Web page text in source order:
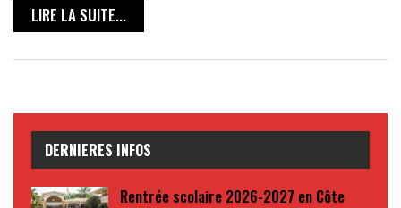
LIRE LA SUITE...
DERNIERES INFOS
Rentrée scolaire 2026-2027 en Côte